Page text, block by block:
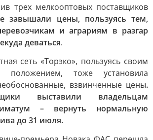
трех мелкооптовых поставщиков
завышали цены, пользуясь тем,
и аграриям в разгар
деваться.
сеть «Торэко», пользуясь своим
положением, тоже установила
взвинченные цены.
выставили владельцам
– вернуть нормальную
до 31 июля.